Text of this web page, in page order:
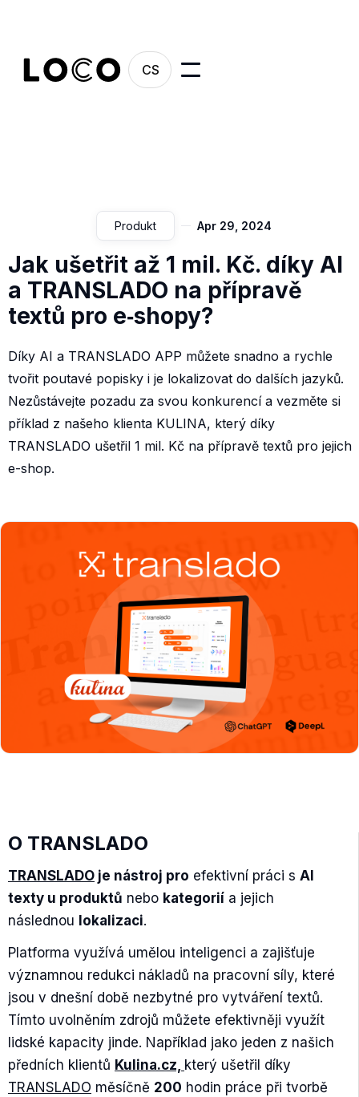
CS
Produkt Apr 29, 2024
Jak ušetřit až 1 mil. Kč. díky AI
a TRANSLADO na přípravě
textů pro e‑shopy?
Díky AI a TRANSLADO APP můžete snadno a rychle
tvořit poutavé popisky i je lokalizovat do dalších jazyků.
Nezůstávejte pozadu za svou konkurencí a vezměte si
příklad z našeho klienta KULINA, který díky
TRANSLADO ušetřil 1 mil. Kč na přípravě textů pro jejich
e-shop.
O TRANSLADO
TRANSLADO je nástroj pro efektivní práci s AI
texty u produktů nebo kategorií a jejich
následnou lokalizaci.
Platforma využívá umělou inteligenci a zajišťuje
významnou redukci nákladů na pracovní síly, které
jsou v dnešní době nezbytné pro vytváření textů.
Tímto uvolněním zdrojů můžete efektivněji využít
lidské kapacity jinde. Například jako jeden z našich
předních klientů Kulina.cz, který ušetřil díky
TRANSLADO měsíčně 200 hodin práce při tvorbě